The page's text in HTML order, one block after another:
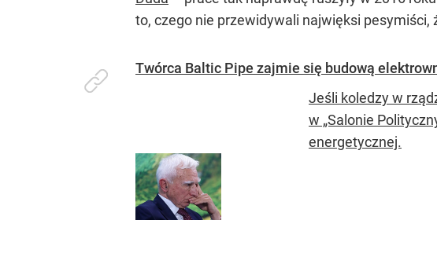
to, czego nie przewidywali najwięksi pesymiści,
Twórca Baltic Pipe zajmie się budową
Jeśli koledzy w
w „Salonie
energetycznej.